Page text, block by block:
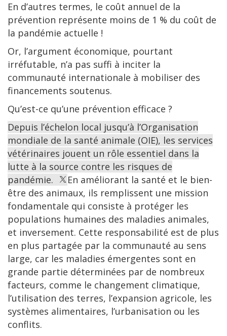
En d’autres termes, le coût annuel de la
prévention représente moins de 1 % du coût de
la pandémie actuelle !
Or, l’argument économique, pourtant
irréfutable, n’a pas suffi à inciter la
communauté internationale à mobiliser des
financements soutenus.
Qu’est-ce qu’une prévention efficace ?
Depuis l’échelon local jusqu’à l’Organisation
mondiale de la santé animale (OIE), les services
vétérinaires jouent un rôle essentiel dans la
lutte à la source contre les risques de
pandémie.
En améliorant la santé et le bien-
être des animaux, ils remplissent une mission
fondamentale qui consiste à protéger les
populations humaines des maladies animales,
et inversement. Cette responsabilité est de plus
en plus partagée par la communauté au sens
large, car les maladies émergentes sont en
grande partie déterminées par de nombreux
facteurs, comme le changement climatique,
l’utilisation des terres, l’expansion agricole, les
systèmes alimentaires, l’urbanisation ou les
conflits.